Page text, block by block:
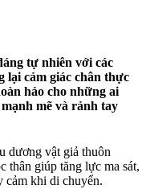
tự nhiên với các
lại cảm giác chân thực
hảo cho những ai
mẽ và rảnh tay
dương vật giả thuôn
thân giúp tăng lực ma sát,
cảm khi di chuyển.